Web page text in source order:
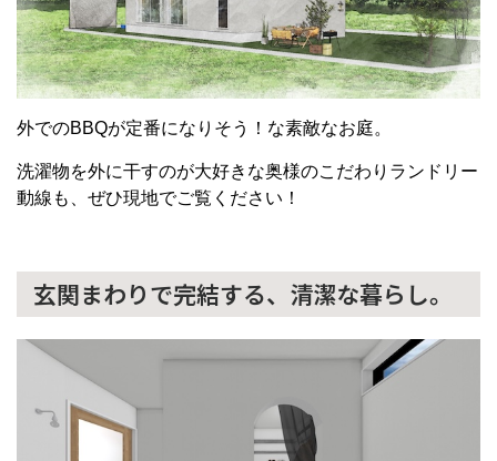
外でのBBQが定番になりそう！な素敵なお庭。
洗濯物を外に干すのが大好きな奥様のこだわりランドリー
動線も、ぜひ現地でご覧ください！
玄関まわりで完結する、清潔な暮らし。